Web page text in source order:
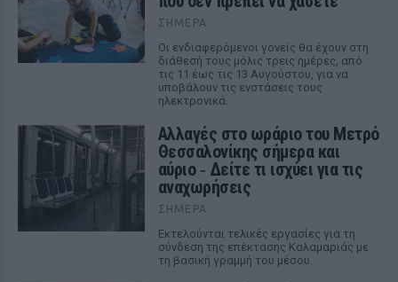
ΣΉΜΕΡΑ
Οι ενδιαφερόμενοι γονείς θα έχουν στη
διάθεσή τους μόλις τρεις ημέρες, από
τις 11 έως τις 13 Αυγούστου, για να
υποβάλουν τις ενστάσεις τους
ηλεκτρονικά.
Αλλαγές στο ωράριο του Μετρό
Θεσσαλονίκης σήμερα και
αύριο ‑ Δείτε τι ισχύει για τις
αναχωρήσεις
ΣΉΜΕΡΑ
Εκτελούνται τελικές εργασίες για τη
σύνδεση της επέκτασης Καλαμαριάς με
τη βασική γραμμή του μέσου.